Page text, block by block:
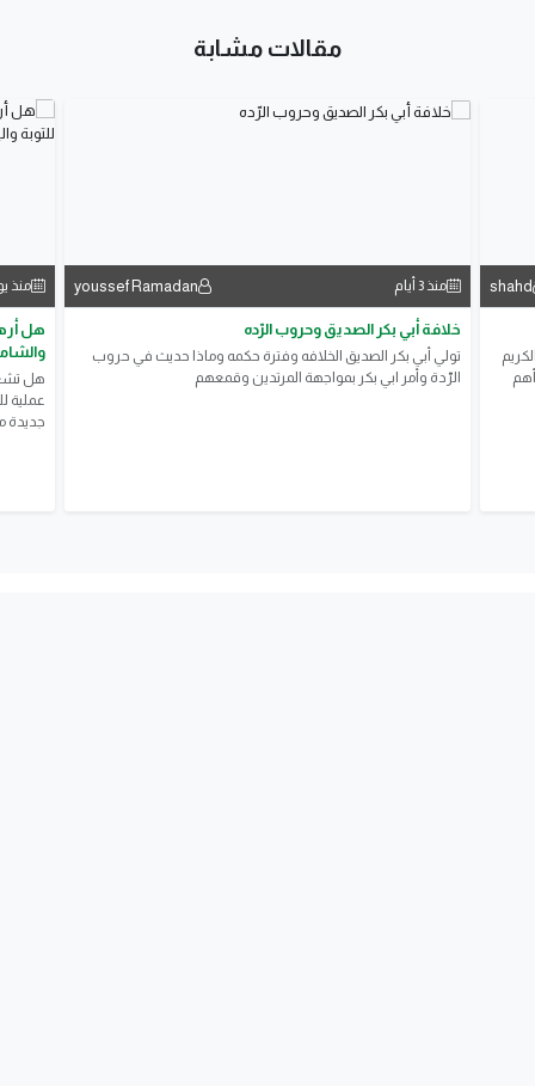
مقالات مشابة
shahd منذ 3 أيام youssef Ramadan
خلافة أبي بكر الصديق وحروب الرّده
تولي أبي بكر الصديق الخلافه وفترة حكمه وماذا حديث في حروب
الرّدة وأمر ابي بكر بمواجهة المرتدين وقمعهم
منذ
هل
هل
عملية
جديدة